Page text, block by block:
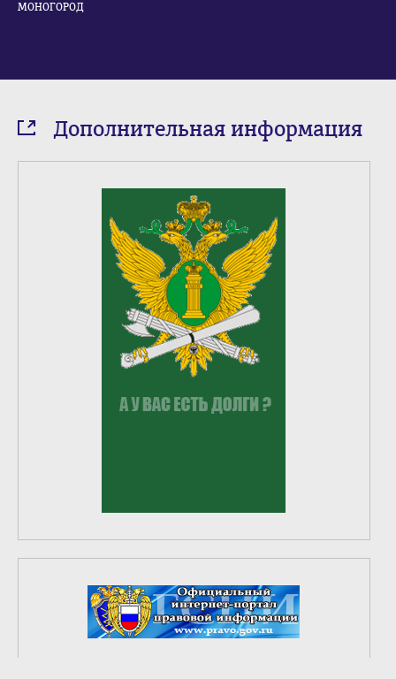
МОНОГОРОД
Дополнительная информация